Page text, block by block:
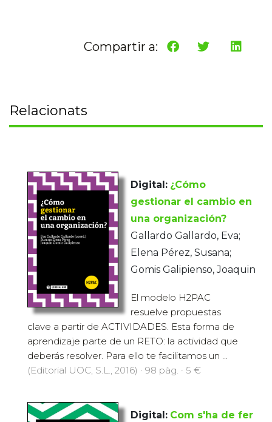
Compartir a:
Relacionats
Digital: ¿Cómo
gestionar el cambio en
una organización?
Gallardo Gallardo, Eva;
Elena Pérez, Susana;
Gomis Galipienso, Joaquin
El modelo H2PAC
resuelve propuestas
clave a partir de ACTIVIDADES. Esta forma de
aprendizaje parte de un RETO: la actividad que
deberás resolver. Para ello te facilitamos un ...
(Editorial UOC, S.L., 2016) · 98 pàg. · 5 €
Digital: Com s'ha de fer